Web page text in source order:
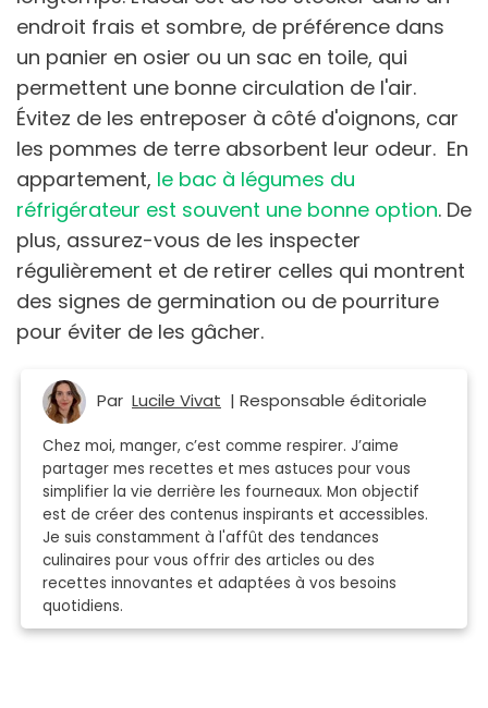
endroit frais et sombre, de préférence dans
un panier en osier ou un sac en toile, qui
permettent une bonne circulation de l'air.
Évitez de les entreposer à côté d'oignons, car
les pommes de terre absorbent leur odeur. En
appartement, le bac à légumes du
réfrigérateur est souvent une bonne option. De
plus, assurez-vous de les inspecter
régulièrement et de retirer celles qui montrent
des signes de germination ou de pourriture
pour éviter de les gâcher.
Par Lucile Vivat | Responsable éditoriale
Chez moi, manger, c’est comme respirer. J’aime
partager mes recettes et mes astuces pour vous
simplifier la vie derrière les fourneaux. Mon objectif
est de créer des contenus inspirants et accessibles.
Je suis constamment à l'affût des tendances
culinaires pour vous offrir des articles ou des
recettes innovantes et adaptées à vos besoins
quotidiens.